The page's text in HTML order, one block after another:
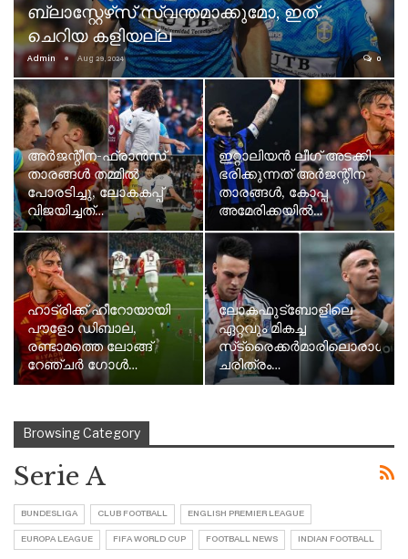
ബ്ലാസ്റ്റേഴ്‌സ് സ്വന്തമാക്കുമോ, ഇത്
ചെറിയ കളിയല്ല
Admin Aug 29, 2024 0
അർജന്റീന-ഫ്രാൻസ്
താരങ്ങൾ തമ്മിൽ
പോരടിച്ചു, ലോകകപ്പ്
വിജയിച്ചത്…
ഇറ്റാലിയൻ ലീഗ് അടക്കി
ഭരിക്കുന്നത് അർജന്റീന
താരങ്ങൾ, കോപ്പ
അമേരിക്കയിൽ…
ഹാട്രിക്ക് ഹീറോയായി
പൗളോ ഡിബാല,
രണ്ടാമത്തെ ലോങ്ങ്
റേഞ്ചർ ഗോൾ…
ലോകഫുട്ബോളിലെ
ഏറ്റവും മികച്ച
സ്‌ട്രൈക്കർമാരിലൊരാൾ,
ചരിത്രം…
Browsing Category
Serie A
BUNDESLIGA CLUB FOOTBALL ENGLISH PREMIER LEAGUE
EUROPA LEAGUE FIFA WORLD CUP FOOTBALL NEWS INDIAN FOOTBALL